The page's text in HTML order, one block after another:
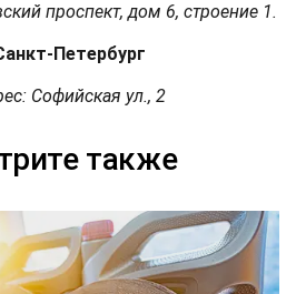
проспект, дом 6, строение 1.
Петербург
Софийская ул., 2
также